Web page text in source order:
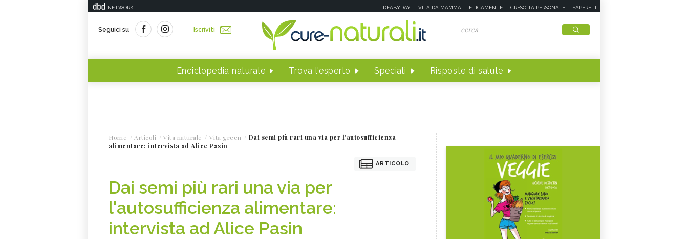
NETWORK DEABYDAY VITA DA MAMMA ETICAMENTE CRESCITA PERSONALE SAPERE.IT
Seguici su Iscriviti
Enciclopedia naturale Trova l'esperto Speciali Risposte di salute
Home Articoli Vita naturale Vita green
Dai semi più rari una via per l'autosufficienza
alimentare: intervista ad Alice Pasin
ARTICOLO
Dai semi più rari una via per
l'autosufficienza alimentare:
intervista ad Alice Pasin